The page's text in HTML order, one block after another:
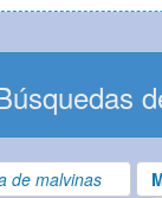
de malvinas